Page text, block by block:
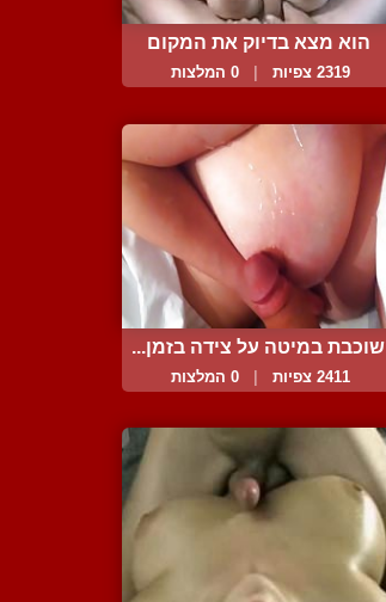
הוא מצא בדיוק את המקום
ה...
2319 צפיות 0 המלצות
שוכבת במיטה על צידה בזמן...
2411 צפיות 0 המלצות